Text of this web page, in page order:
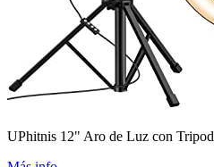
UPhitnis 12" Aro de Luz con